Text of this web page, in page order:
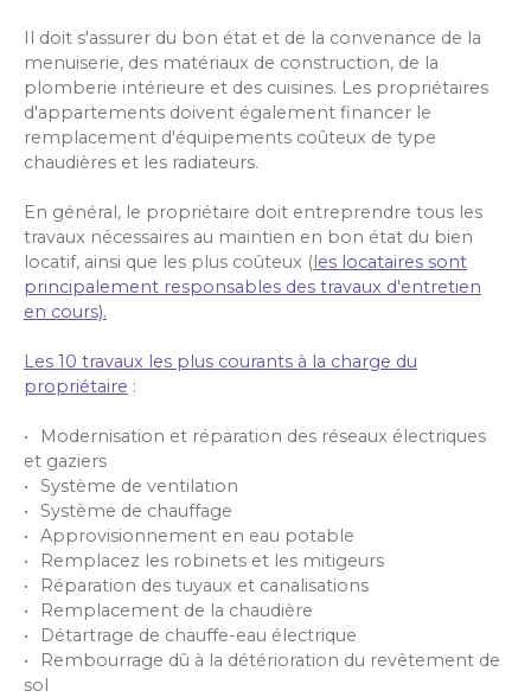
Il doit s'assurer du bon état et de la convenance de la
menuiserie, des matériaux de construction, de la
plomberie intérieure et des cuisines. Les propriétaires
d'appartements doivent également financer le
remplacement d'équipements coûteux de type
chaudières et les radiateurs.
En général, le propriétaire doit entreprendre tous les
travaux nécessaires au maintien en bon état du bien
locatif, ainsi que les plus coûteux (les locataires sont
principalement responsables des travaux d'entretien
en cours).
Les 10 travaux les plus courants à la charge du
propriétaire :
Modernisation et réparation des réseaux électriques
et gaziers
Système de ventilation
Système de chauffage
Approvisionnement en eau potable
Remplacez les robinets et les mitigeurs
Réparation des tuyaux et canalisations
Remplacement de la chaudière
Détartrage de chauffe-eau électrique
Rembourrage dû à la détérioration du revêtement de
sol